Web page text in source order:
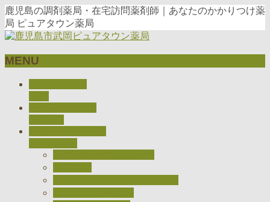
鹿児島の調剤薬局・在宅訪問薬剤師｜あなたのかかりつけ薬
局 ピュアタウン薬局
MENU